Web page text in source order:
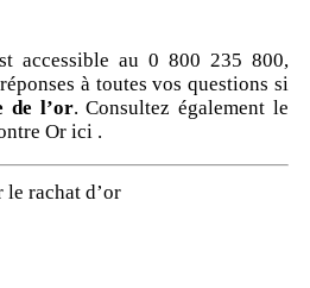
accessible au 0 800 235 800,
à toutes vos questions si
de l’or. Consultez également le
Or ici .
le rachat d’or